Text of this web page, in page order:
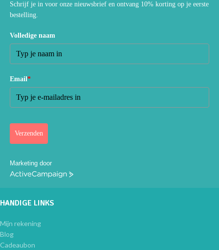
Schrijf je in voor onze nieuwsbrief en ontvang 10% korting op je eerste
bestelling.
Volledige naam
Email*
Verzenden
Marketing door
ActiveCampaign
HANDIGE LINKS
Mijn rekening
Blog
Cadeaubon